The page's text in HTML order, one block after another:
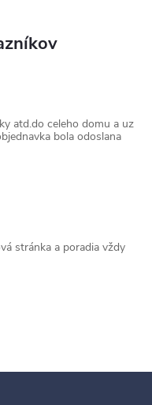
atd.do celeho domu a uz
bola odoslana
stránka a poradia vždy